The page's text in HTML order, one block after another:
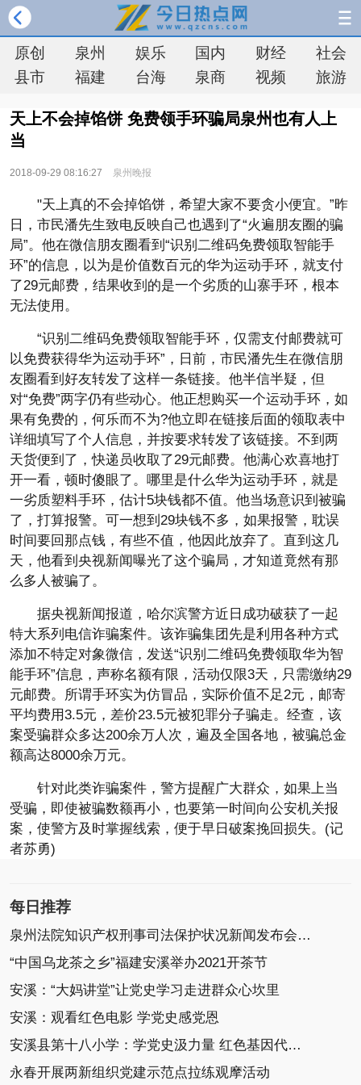
原创 泉州 娱乐 国内 财经
社会
县市
福建 台海 泉商 视频 旅游
天上不会掉馅饼 免费领手环骗局泉州也有人上
当
2018-09-29 08:16:27 泉州晚报
"天上真的不会掉馅饼，希望大家不要贪小便宜。”昨
日，市民潘先生致电反映自己也遇到了“火遍朋友圈的骗
局”。他在微信朋友圈看到“识别二维码免费领取智能手
环”的信息，以为是价值数百元的华为运动手环，就支付
了29元邮费，结果收到的是一个劣质的山寨手环，根本
无法使用。
“识别二维码免费领取智能手环，仅需支付邮费就可
以免费获得华为运动手环”，日前，市民潘先生在微信朋
友圈看到好友转发了这样一条链接。他半信半疑，但
对“免费”两字仍有些动心。他正想购买一个运动手环，如
果有免费的，何乐而不为?他立即在链接后面的领取表中
详细填写了个人信息，并按要求转发了该链接。不到两
天货便到了，快递员收取了29元邮费。他满心欢喜地打
开一看，顿时傻眼了。哪里是什么华为运动手环，就是
一劣质塑料手环，估计5块钱都不值。他当场意识到被骗
了，打算报警。可一想到29块钱不多，如果报警，耽误
时间要回那点钱，有些不值，他因此放弃了。直到这几
天，他看到央视新闻曝光了这个骗局，才知道竟然有那
么多人被骗了。
据央视新闻报道，哈尔滨警方近日成功破获了一起
特大系列电信诈骗案件。该诈骗集团先是利用各种方式
添加不特定对象微信，发送“识别二维码免费领取华为智
能手环”信息，声称名额有限，活动仅限3天，只需缴纳29
元邮费。所谓手环实为仿冒品，实际价值不足2元，邮寄
平均费用3.5元，差价23.5元被犯罪分子骗走。经查，该
案受骗群众多达200余万人次，遍及全国各地，被骗总金
额高达8000余万元。
针对此类诈骗案件，警方提醒广大群众，如果上当
受骗，即使被骗数额再小，也要第一时间向公安机关报
案，使警方及时掌握线索，便于早日破案挽回损失。(记
者苏勇)
每日推荐
泉州法院知识产权刑事司法保护状况新闻发布会召开
“中国乌龙茶之乡”福建安溪举办2021开茶节
安溪：“大妈讲堂”让党史学习走进群众心坎里
安溪：观看红色电影 学党史感党恩
安溪县第十八小学：学党史汲力量 红色基因代代传
永春开展两新组织党建示范点拉练观摩活动